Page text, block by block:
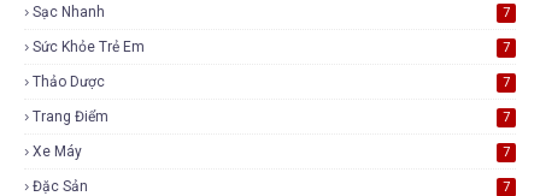
Sạc Nhanh 7
Sức Khỏe Trẻ Em 7
Thảo Dược 7
Trang Điểm 7
Xe Máy 7
Đặc Sản 7